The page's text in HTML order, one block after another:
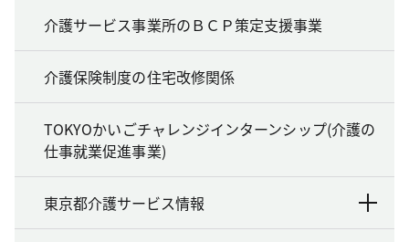
介護サービス事業所のＢＣＰ策定支援事業
介護保険制度の住宅改修関係
TOKYOかいごチャレンジインターンシップ(介護の
仕事就業促進事業)
東京都介護サービス情報